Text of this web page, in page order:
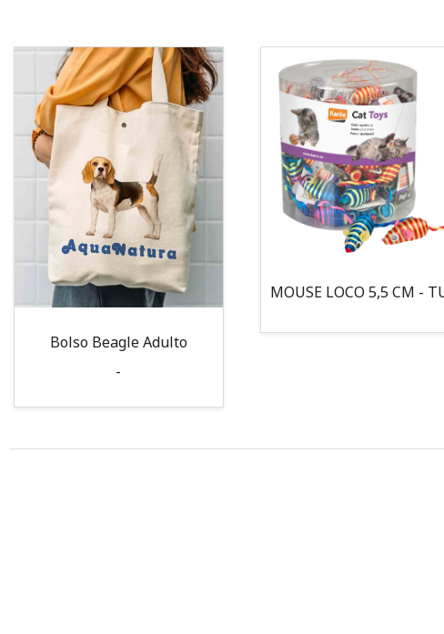
Bolso Beagle Adulto
-